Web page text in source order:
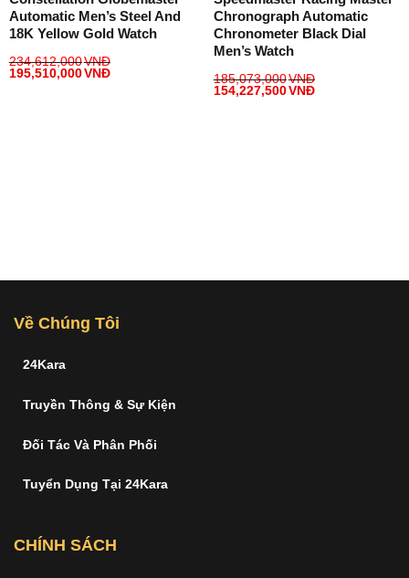
Automatic Men’s Steel And
18K Yellow Gold Watch
234,612,000VNĐ
195,510,000VNĐ
Chronograph Automatic
Chronometer Black Dial
Men’s Watch
185,073,000VNĐ
154,227,500VNĐ
Về Chúng Tôi
24Kara
Truyền Thông & Sự Kiện
Đối Tác Và Phân Phối
Tuyển Dụng Tại 24Kara
CHÍNH SÁCH